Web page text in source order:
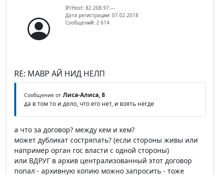
IP/Host: 82.208.97.---
Дата регистрации: 07.02.2018
Сообщений: 2 614
RE: МАВР АЙ НИД НЕЛП
Сообщение от Лиса-Алиса, 8
да в том то и дело, что его нет, и взять негде
а что за договор? между кем и кем?
может дубликат состряпать? (если стороны живы или
например орган гос власти с одной стороны)
или ВДРУГ в архив централизованный этот договор
попал - архивную копию можно запросить - тоже